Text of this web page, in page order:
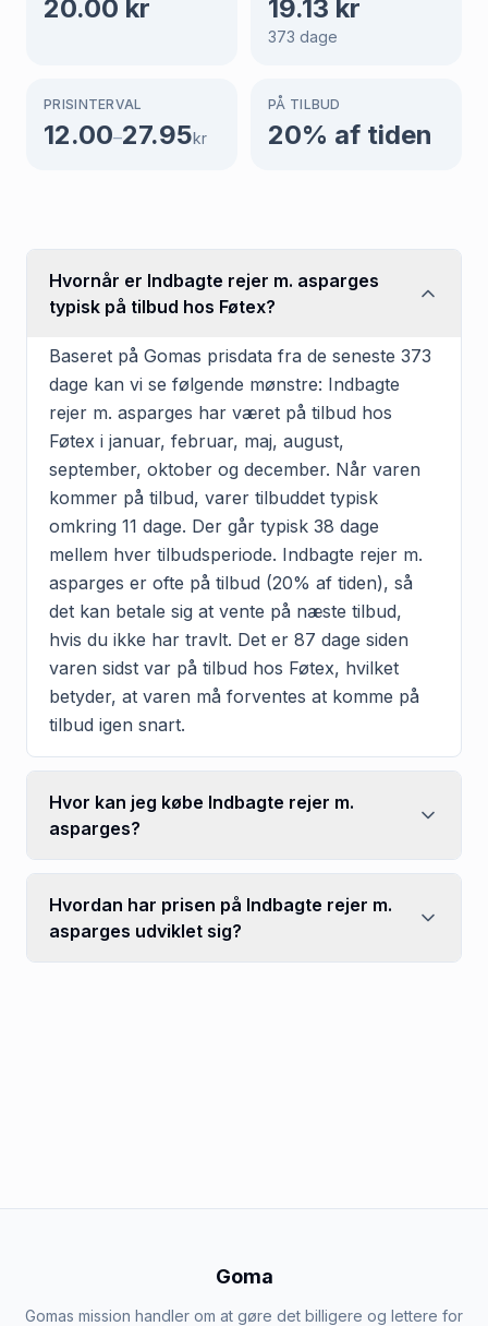
20.00 kr 19.13 kr
373 dage
PRISINTERVAL
12.00–27.95kr
PÅ TILBUD
20% af tiden
Hvornår er Indbagte rejer m. asparges
typisk på tilbud hos Føtex?
Baseret på Gomas prisdata fra de seneste 373
dage kan vi se følgende mønstre: Indbagte
rejer m. asparges har været på tilbud hos
Føtex i januar, februar, maj, august,
september, oktober og december. Når varen
kommer på tilbud, varer tilbuddet typisk
omkring 11 dage. Der går typisk 38 dage
mellem hver tilbudsperiode. Indbagte rejer m.
asparges er ofte på tilbud (20% af tiden), så
det kan betale sig at vente på næste tilbud,
hvis du ikke har travlt. Det er 87 dage siden
varen sidst var på tilbud hos Føtex, hvilket
betyder, at varen må forventes at komme på
tilbud igen snart.
Hvor kan jeg købe Indbagte rejer m.
asparges?
Hvordan har prisen på Indbagte rejer m.
asparges udviklet sig?
Goma
Gomas mission handler om at gøre det billigere og lettere for